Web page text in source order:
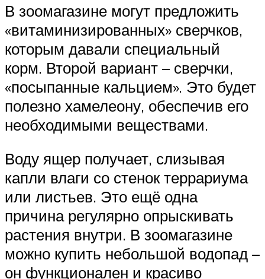
В зоомагазине могут предложить
«витаминизированных» сверчков,
которым давали специальный
корм. Второй вариант – сверчки,
«посыпанные кальцием». Это будет
полезно хамелеону, обеспечив его
необходимыми веществами.
Воду ящер получает, слизывая
капли влаги со стенок террариума
или листьев. Это ещё одна
причина регулярно опрыскивать
растения внутри. В зоомагазине
можно купить небольшой водопад –
он функционален и красиво